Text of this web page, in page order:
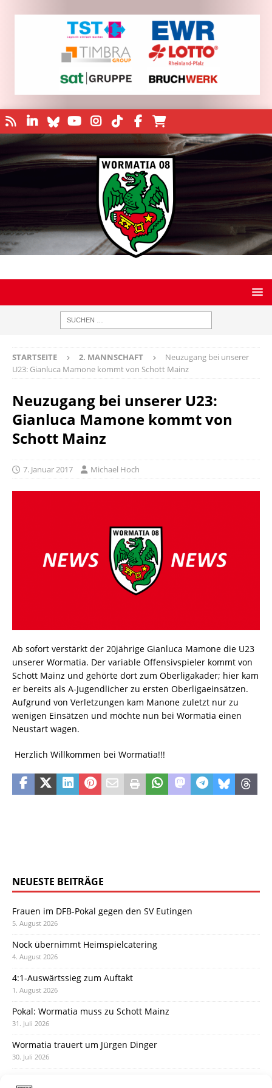
STARTSEITE 2. MANNSCHAFT
Neuzugang bei unserer
U23: Gianluca Mamone kommt von Schott Mainz
Neuzugang bei unserer U23:
Gianluca Mamone kommt von
Schott Mainz
7. Januar 2017 Michael Hoch
Ab sofort verstärkt der 20jährige Gianluca Mamone die U23
unserer Wormatia. Der variable Offensivspieler kommt von
Schott Mainz und gehörte dort zum Oberligakader; hier kam
er bereits als A-Jugendlicher zu ersten Oberligaeinsätzen.
Aufgrund von Verletzungen kam Manone zuletzt nur zu
wenigen Einsätzen und möchte nun bei Wormatia einen
Neustart wagen.
Herzlich Willkommen bei Wormatia!!!
NEUESTE BEITRÄGE
Frauen im DFB-Pokal gegen den SV Eutingen
5. August 2026
Nock übernimmt Heimspielcatering
4. August 2026
4:1-Auswärtssieg zum Auftakt
1. August 2026
Pokal: Wormatia muss zu Schott Mainz
31. Juli 2026
Wormatia trauert um Jürgen Dinger
30. Juli 2026